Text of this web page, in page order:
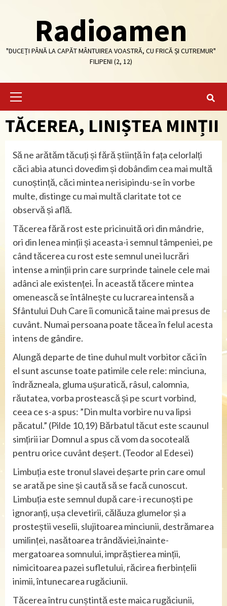
Radioamen
"DUCEȚI PÂNĂ LA CAPĂT MÂNTUIREA VOASTRĂ, CU FRICĂ ȘI CUTREMUR"
FILIPENI (2, 12)
Primary
TĂCEREA, LINIȘTEA MINȚII
Să ne arătăm tăcuți și fără știință în fața celorlalți
căci abia atunci dovedim și dobândim cea mai multă
cunoștință, căci mintea nerisipindu-se în vorbe
multe, distinge cu mai multă claritate tot ce
observă și află.
Tăcerea fără rost este pricinuită ori din mândrie,
ori din lenea minții și aceasta-i semnul tâmpeniei, pe
când tăcerea cu rost este semnul unei lucrări
intense a minții prin care surprinde tainele cele mai
adânci ale existenței. În această tăcere mintea
omenească se întâlnește cu lucrarea intensă a
Sfântului Duh Care îi comunică taine mai presus de
cuvânt. Numai persoana poate tăcea în felul acesta
intens de gândire.
Alungă departe de tine duhul mult vorbitor căci în
el sunt ascunse toate patimile cele rele: minciuna,
îndrăzneala, gluma ușuratică, râsul, calomnia,
răutatea, vorba prostească și pe scurt vorbind,
ceea ce s-a spus: ”Din multa vorbire nu va lipsi
păcatul.” (Pilde 10,19) Bărbatul tăcut este scaunul
simțirii iar Domnul a spus că vom da socoteală
pentru orice cuvânt deșert. (Teodor al Edesei)
Limbuția este tronul slavei deșarte prin care omul
se arată pe sine și caută să se facă cunoscut.
Limbuția este semnul după care-i recunoști pe
ignoranți, ușa clevetirii, călăuza glumelor și a
prosteștii veselii, slujitoarea minciunii, destrămarea
umilinței, nasătoarea trândăviei,înainte-
mergatoarea somnului, imprăștierea minții,
nimicitoarea pazei sufletului, răcirea fierbințelii
inimii, întunecarea rugăciunii.
Tăcerea întru cunștintă este maica rugăciunii,